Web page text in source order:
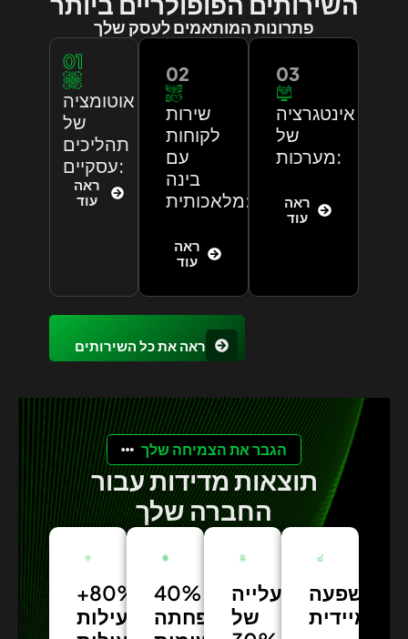
פתרונות המותאמים לעסק שלך
01
אוטומציה
של
תהליכים
עסקיים:
ראה
עוד
02
שירות
לקוחות
עם
בינה
מלאכותית:
ראה
עוד
03
אינטגרציה
של
מערכות:
ראה
עוד
ראה את כל השירותים
הגבר את הצמיחה שלך
תוצאות מדידות עבור
החברה שלך
+80%
יעילות
40%
הפחתה
עלייה
של
השפעה